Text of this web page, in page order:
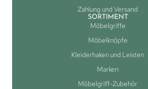
Zahlung und Versand
SORTIMENT
Möbelgriffe
Möbelknöpfe
Kleiderhaken und Leisten
Marken
Möbelgriff-Zubehör